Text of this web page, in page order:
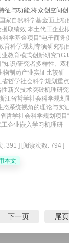
征与功能,将众创空间
生态圈以及基础平台与
的生态系统代谢、多层
构以及用户价值创造等
、结构与机制,分析众创
策层面,提出众创空间
家自然科学基金面上项
取绩效:本土代工企业
学基金项目“电子商务
育科学规划专项研究项
教育模式创新研究
知识/研究者多样性、双
物制药产业实证比较研
哲学社会科学规划重
新兴技术突破机理研
江省哲学社会科学规划
态系统视角的理论与实
哲学社会科学规划项目
企业嵌入学习机理研
: 391 ] [阅读次数: 794 ]
本文
下一页 尾页